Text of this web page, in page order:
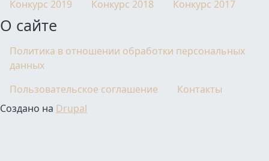
Конкурс 2019
Конкурс 2018 Конкурс 2017
О сайте
Политика в отношении обработки персональных
данных
Пользовательское соглашение
Контакты
Создано на Drupal